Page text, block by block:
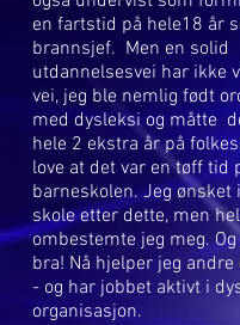
en fartstid på hele18 år
brannsjef. Men en solid
utdannelsesvei har ikke
vei, jeg ble nemlig født
med dysleksi og måtte
hele 2 ekstra år på
love at det var en tøff tid
barneskolen. Jeg ønsket
skole etter dette, men
ombestemte jeg meg.
bra! Nå hjelper jeg
- og har jobbet aktivt i
organisasjon.